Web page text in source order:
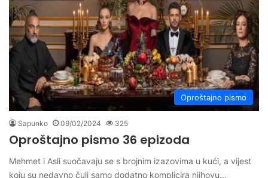
Oproštajno pismo
Sapunko 09/02/2024 325
Oproštajno pismo 36 epizoda
Mehmet i Asli suočavaju se s brojnim izazovima u kući, a vijest
koju su nedavno čuli samo dodatno komplicira njihovu…